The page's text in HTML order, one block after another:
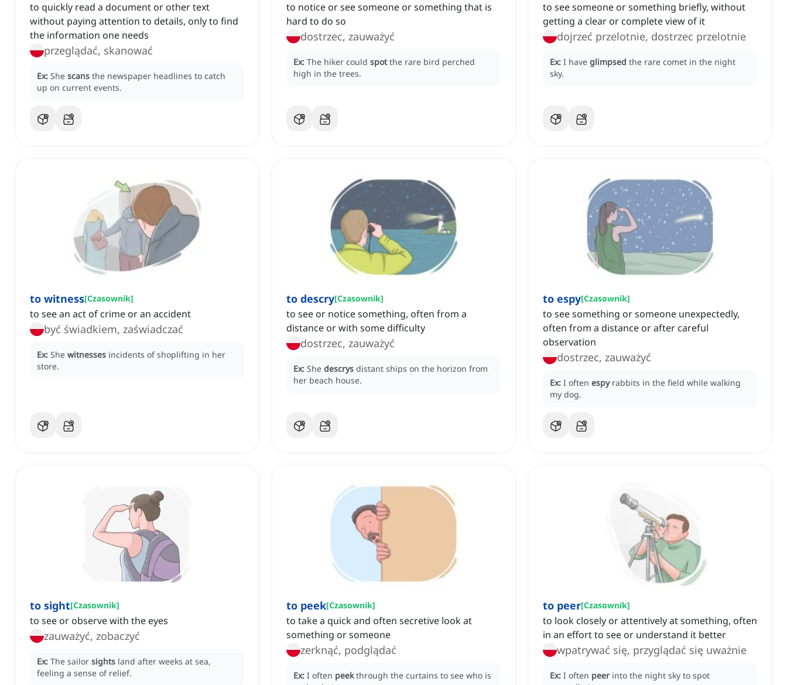
to quickly read a document or other text
without paying attention to details, only to find
the information one needs
przeglądać, skanować
Ex: She scans the newspaper headlines to catch
up on current events.
to notice or see someone or something that is
hard to do so
dostrzec, zauważyć
Ex: The hiker could spot the rare bird perched
high in the trees.
to see someone or something briefly, without
getting a clear or complete view of it
dojrzeć przelotnie, dostrzec przelotnie
Ex: I have glimpsed the rare comet in the night
sky.
to witness[Czasownik]
to see an act of crime or an accident
być świadkiem, zaświadczać
Ex: She witnesses incidents of shoplifting in her
store.
to descry[Czasownik]
to see or notice something, often from a
distance or with some difficulty
dostrzec, zauważyć
Ex: She descrys distant ships on the horizon from
her beach house.
to espy[Czasownik]
to see something or someone unexpectedly,
often from a distance or after careful
observation
dostrzec, zauważyć
Ex: I often espy rabbits in the field while walking
my dog.
to sight[Czasownik]
to see or observe with the eyes
zauważyć, zobaczyć
Ex: The sailor sights land after weeks at sea,
feeling a sense of relief.
to peek[Czasownik]
to take a quick and often secretive look at
something or someone
zerknąć, podglądać
Ex: I often peek through the curtains to see who is
to peer[Czasownik]
to look closely or attentively at something, often
in an effort to see or understand it better
wpatrywać się, przyglądać się uważnie
Ex: I often peer into the night sky to spot